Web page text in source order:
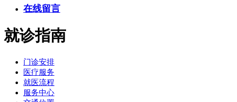
在线留言
就诊指南
门诊安排
医疗服务
就医流程
服务中心